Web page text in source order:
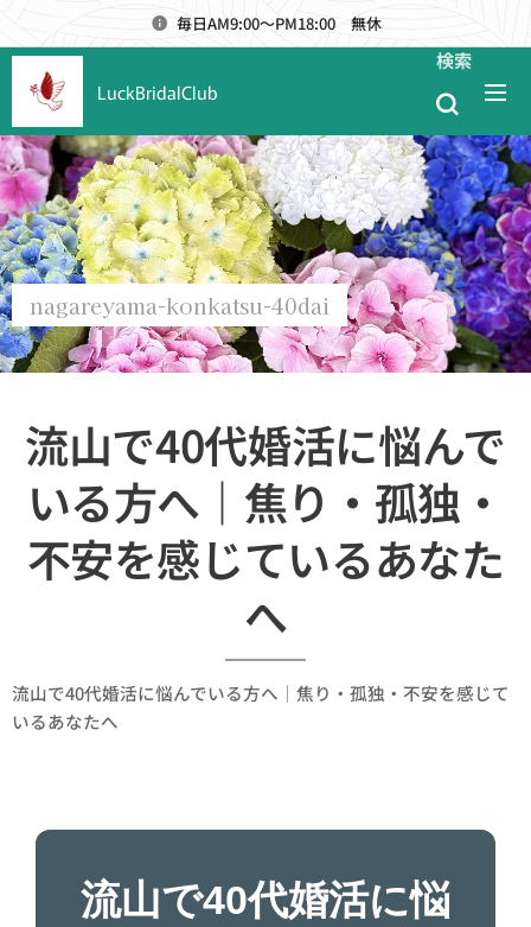
毎日AM9:00～PM18:00 無休
LuckBridalClub
検索
nagareyama-konkatsu-40dai
流山で40代婚活に悩んで
いる方へ｜焦り・孤独・
不安を感じているあなた
へ
流山で40代婚活に悩んでいる方へ｜焦り・孤独・不安を感じて
いるあなたへ
流山で40代婚活に悩